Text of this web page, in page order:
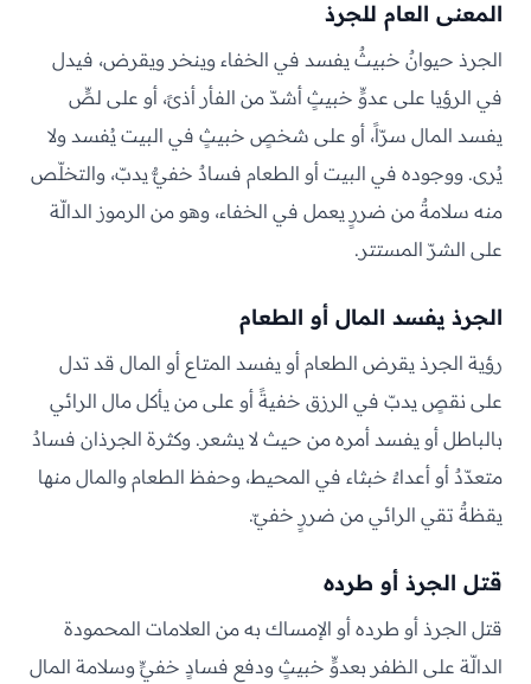
المعنى العام للجرذ
الجرذ حيوانٌ خبيثٌ يفسد في الخفاء وينخر ويقرض، فيدل
في الرؤيا على عدوٍّ خبيثٍ أشدّ من الفأر أذىً، أو على لصٍّ
يفسد المال سرّاً، أو على شخصٍ خبيثٍ في البيت يُفسد ولا
يُرى. ووجوده في البيت أو الطعام فسادٌ خفيٌّ يدبّ، والتخلّص
منه سلامةٌ من ضررٍ يعمل في الخفاء، وهو من الرموز الدالّة
على الشرّ المستتر.
الجرذ يفسد المال أو الطعام
رؤية الجرذ يقرض الطعام أو يفسد المتاع أو المال قد تدل
على نقصٍ يدبّ في الرزق خفيةً أو على من يأكل مال الرائي
بالباطل أو يفسد أمره من حيث لا يشعر. وكثرة الجرذان فسادٌ
متعدّدٌ أو أعداءٌ خبثاء في المحيط، وحفظ الطعام والمال منها
يقظةٌ تقي الرائي من ضررٍ خفيّ.
قتل الجرذ أو طرده
قتل الجرذ أو طرده أو الإمساك به من العلامات المحمودة
الدالّة على الظفر بعدوٍّ خبيثٍ ودفع فسادٍ خفيٍّ وسلامة المال